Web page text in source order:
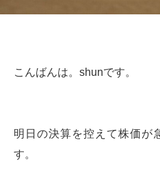
こんばんは。shunです。
明日の決算を控えて株価が
す。